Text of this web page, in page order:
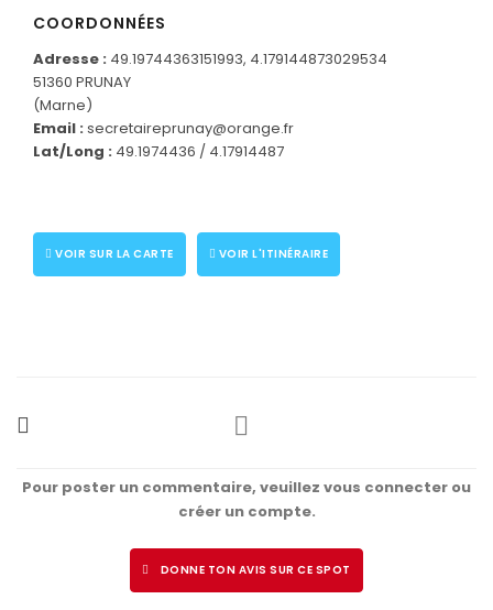
CONNECTEZ-VOUS
COORDONNÉES
Adresse : 49.19744363151993, 4.179144873029534
51360 PRUNAY
(Marne)
Email : secretaireprunay@orange.fr
Lat/Long : 49.1974436 / 4.17914487
VOIR SUR LA CARTE VOIR L'ITINÉRAIRE
Pour poster un commentaire, veuillez vous connecter ou
créer un compte.
DONNE TON AVIS SUR CE SPOT